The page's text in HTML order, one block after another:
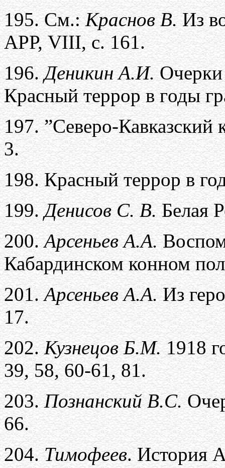
195.См.:Краснов В.Из
АРР, VIII, с. 161.
196.Деникин А.И.Очерки
Красный террор в годы
197.”Северо-Кавказский
3.
198.Красный террор в
199.Денисов С. В.Белая
200.Арсеньев А.А.
Кабардинском конном
201.Арсеньев А.А.Из
17.
202.Кузнецов Б.М.1918
39,58,60-61,81.
203.Познанский В.С.
66.
204.Тимофеев. История